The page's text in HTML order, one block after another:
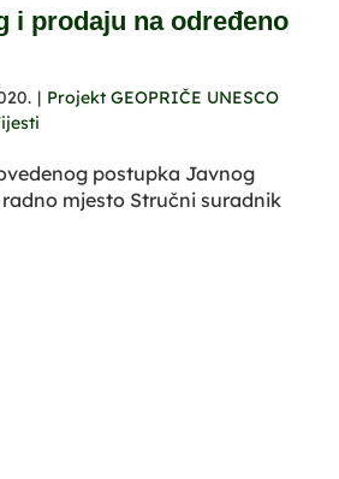
i prodaju na određeno
| Projekt GEOPRIČE UNESCO
postupka Javnog
mjesto Stručni suradnik